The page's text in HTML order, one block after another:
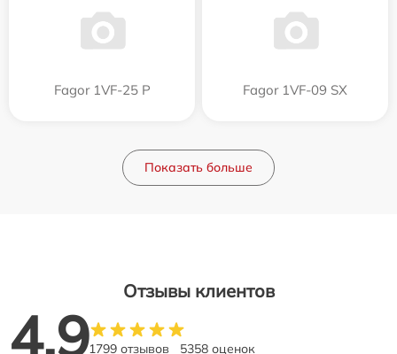
Fagor 1VF-25 P Fagor 1VF-09 SX
Показать больше
Отзывы клиентов
4.91799 отзывов 5358 оценок